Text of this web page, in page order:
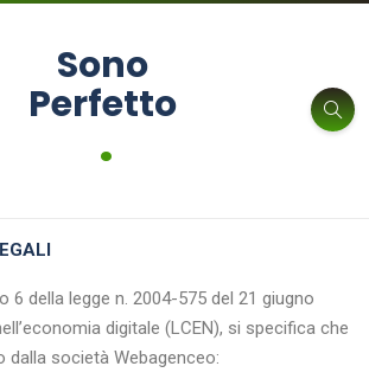
Sono
Perfetto
.
6 della legge n. 2004-575 del 21 giugno
digitale (LCEN), si specifica che
dalla società Webagenceo: